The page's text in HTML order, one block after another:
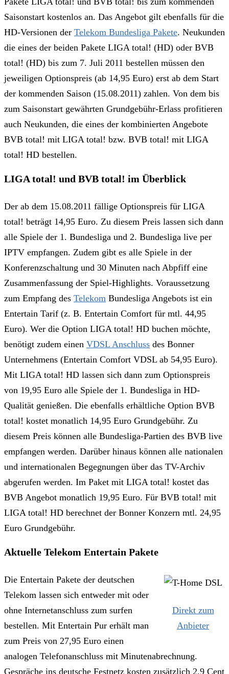
Saisonstart kostenlos an. Das Angebot gilt ebenfalls für die
HD-Versionen der Telekom Bundesliga Pakete. Neukunden
die eines der beiden Pakete LIGA total! (HD) oder BVB
total! (HD) bis zum 7. Juli 2011 bestellen müssen den
jeweiligen Optionspreis (ab 14,95 Euro) erst ab dem Start
der kommenden Saison (15.08.2011) zahlen. Von dem bis
zum Saisonstart gewährten Grundgebühr-Erlass profitieren
auch Neukunden, die eines der kombinierten Angebote
BVB total! mit LIGA total! bzw. BVB total! mit LIGA
total! HD bestellen.
LIGA total! und BVB total! im Überblick
Der ab dem 15.08.2011 fällige Optionspreis für LIGA
total! beträgt 14,95 Euro. Zu diesem Preis lassen sich dann
alle Spiele der 1. Bundesliga und 2. Bundesliga live per
IPTV empfangen. Zudem gibt es alle Spiele in der
Konferenzschaltung und 30 Minuten nach Abpfiff eine
Zusammenfassung der Spiel-Highlights. Voraussetzung
zum Empfang des Telekom Bundesliga Angebots ist ein
Entertain Tarif (z. B. Entertain Comfort für mtl. 44,95
Euro). Wer die Option LIGA total! HD buchen möchte,
benötigt zudem einen VDSL Anschluss des Bonner
Unternehmens (Entertain Comfort VDSL ab 54,95 Euro).
Mit LIGA total! HD lassen sich dann zum Optionspreis
von 19,95 Euro alle Spiele der 1. Bundesliga in HD-
Qualität genießen. Die ebenfalls erhältliche Option BVB
total! kostet monatlich 14,95 Euro Grundgebühr. Zu
diesem Preis können alle Bundesliga-Partien des BVB live
empfangen werden. Darüber hinaus können alle nationalen
und internationalen Begegnungen über das TV-Archiv
abgerufen werden. Im Paket mit LIGA total! kostet das
BVB Angebot monatlich 19,95 Euro. Für BVB total! mit
LIGA total! HD berechnet der Bonner Konzern mtl. 24,95
Euro Grundgebühr.
Aktuelle Telekom Entertain Pakete
Direkt zum
Anbieter
Die Entertain Pakete der deutschen
Telekom lassen sich entweder mit oder
ohne Internetanschluss zum surfen
bestellen. Mit Entertain Pur erhält man
zum Preis von 27,95 Euro einen
analogen Telefonanschluss mit Minutenabrechnung.
Gespräche ins deutsche Festnetz kosten zusätzlich 2,9 Cent